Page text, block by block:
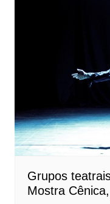
Grupos
Mostra